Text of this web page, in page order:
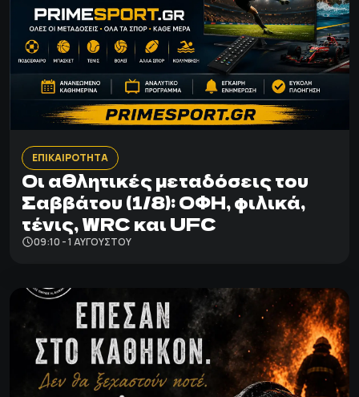
ΕΠΙΚΑΙΡΟΤΗΤΑ
Οι αθλητικές μεταδόσεις του
Σαββάτου (1/8): ΟΦΗ, φιλικά,
τένις, WRC και UFC
09:10 - 1 ΑΥΓΟΎΣΤΟΥ